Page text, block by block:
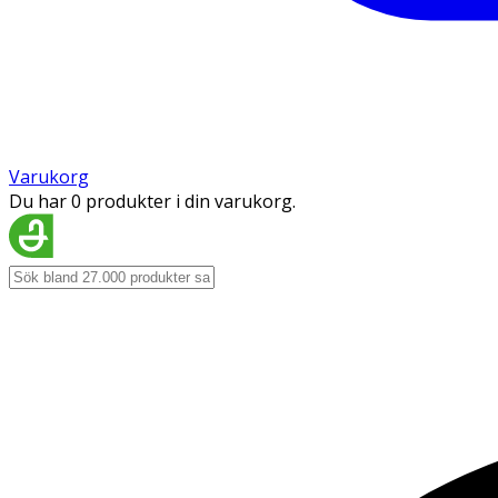
Varukorg
Du har 0 produkter i din varukorg.